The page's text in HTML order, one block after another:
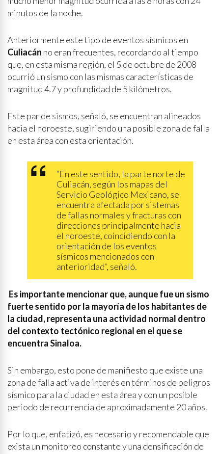
minutos de la noche.
Anteriormente este tipo de eventos sísmicos en
Culiacán no eran frecuentes, recordando al tiempo
que, en esta misma región, el 5 de octubre de 2008
ocurrió un sismo con las mismas características de
magnitud 4.7 y profundidad de 5 kilómetros.
Este par de sismos, señaló, se encuentran alineados
hacia el noroeste, sugiriendo una posible zona de falla
en esta área con esta orientación.
“En este sentido, la parte norte de
Culiacán, según los mapas del
Servicio Geológico Mexicano, se
encuentra afectada por sistemas
de fallas normales y fracturas con
direcciones principalmente hacia
el noroeste, coincidiendo con la
orientación de los eventos
sísmicos mencionados con
anterioridad”, señaló.
Es importante mencionar que, aunque fue un sismo
fuerte sentido por la mayoría de los habitantes de
la ciudad, representa una actividad normal dentro
del contexto tectónico regional en el que se
encuentra Sinaloa.
Sin embargo, esto pone de manifiesto que existe una
zona de falla activa de interés en términos de peligros
sísmico para la ciudad en esta área y con un posible
periodo de recurrencia de aproximadamente 20 años.
Por lo que, enfatizó, es necesario y recomendable que
exista un monitoreo constante y una densificación de